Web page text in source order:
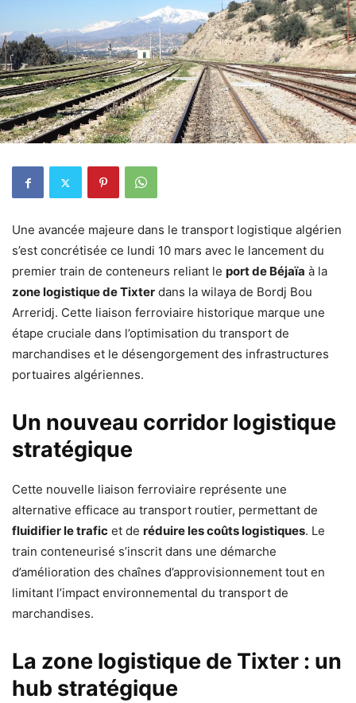
Une avancée majeure dans le transport logistique algérien
s’est concrétisée ce lundi 10 mars avec le lancement du
premier train de conteneurs reliant le port de Béjaïa à la
zone logistique de Tixter dans la wilaya de Bordj Bou
Arreridj. Cette liaison ferroviaire historique marque une
étape cruciale dans l’optimisation du transport de
marchandises et le désengorgement des infrastructures
portuaires algériennes.
Un nouveau corridor logistique
stratégique
Cette nouvelle liaison ferroviaire représente une
alternative efficace au transport routier, permettant de
fluidifier le trafic et de réduire les coûts logistiques. Le
train conteneurisé s’inscrit dans une démarche
d’amélioration des chaînes d’approvisionnement tout en
limitant l’impact environnemental du transport de
marchandises.
La zone logistique de Tixter : un
hub stratégique